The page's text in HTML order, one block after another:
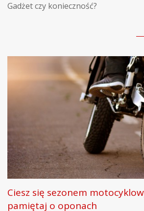
Gadżet czy konieczność?
Ciesz się sezonem
pamiętaj o oponach